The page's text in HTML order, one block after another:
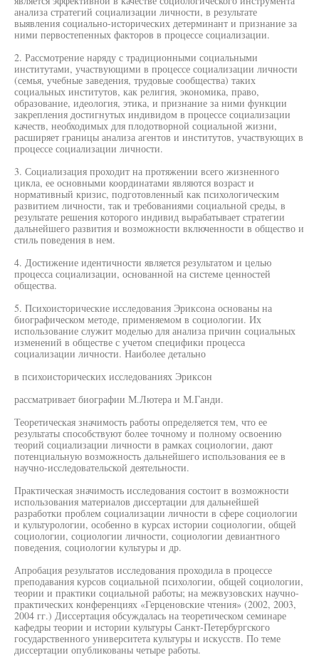
анализа стратегий социализации личности, в результате
выявления социально-исторических детерминант и признание за
ними первостепенных факторов в процессе социализации.
2. Рассмотрение наряду с традиционными социальными
институтами, участвующими в процессе социализации личности
(семья, учебные заведения, трудовые сообщества) таких
социальных институтов, как религия, экономика, право,
образование, идеология, этика, и признание за ними функции
закрепления достигнутых индивидом в процессе социализации
качеств, необходимых для плодотворной социальной жизни,
расширяет границы анализа агентов и институтов, участвующих в
процессе социализации личности.
3. Социализация проходит на протяжении всего жизненного
цикла, ее основными координатами являются возраст и
нормативный кризис, подготовленный как психологическим
развитием личности, так и требованиями социальной среды, в
результате решения которого индивид вырабатывает стратегии
дальнейшего развития и возможности включенности в общество и
стиль поведения в нем.
4. Достижение идентичности является результатом и целью
процесса социализации, основанной на системе ценностей
общества.
5. Психоисторические исследования Эриксона основаны на
биографическом методе, применяемом в социологии. Их
использование служит моделью для анализа причин социальных
изменений в обществе с учетом специфики процесса
социализации личности. Наиболее детально
в психоисторических исследованиях Эриксон
рассматривает биографии М.Лютера и М.Ганди.
Теоретическая значимость работы определяется тем, что ее
результаты способствуют более точному и полному освоению
теорий социализации личности в рамках социологии, дают
потенциальную возможность дальнейшего использования ее в
научно-исследовательской деятельности.
Практическая значимость исследования состоит в возможности
использования материалов диссертации для дальнейшей
разработки проблем социализации личности в сфере социологии
и культурологии, особенно в курсах истории социологии, общей
социологии, социологии личности, социологии девиантного
поведения, социологии культуры и др.
Апробация результатов исследования проходила в процессе
преподавания курсов социальной психологии, общей социологии,
теории и практики социальной работы; на межвузовских научно-
практических конференциях «Герценовские чтения» (2002, 2003,
2004 гг.) Диссертация обсуждалась на теоретическом семинаре
кафедры теории и истории культуры Санкт-Петербургского
государственного университета культуры и искусств. По теме
диссертации опубликованы четыре работы.